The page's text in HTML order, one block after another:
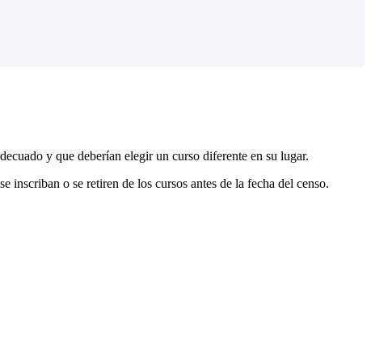
y que deberían elegir un curso diferente en su lugar.
inscriban o se retiren de los cursos antes de la fecha del censo.